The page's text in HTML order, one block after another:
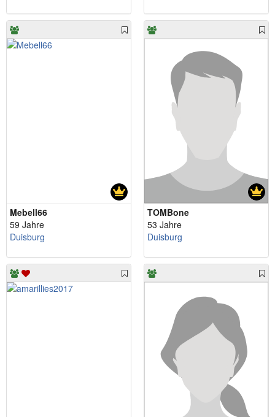
Mebell66
59 Jahre
Duisburg
TOMBone
53 Jahre
Duisburg